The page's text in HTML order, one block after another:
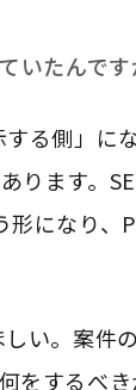
いたんです
る側」に
ります。
になり、
い。案件
をするべ